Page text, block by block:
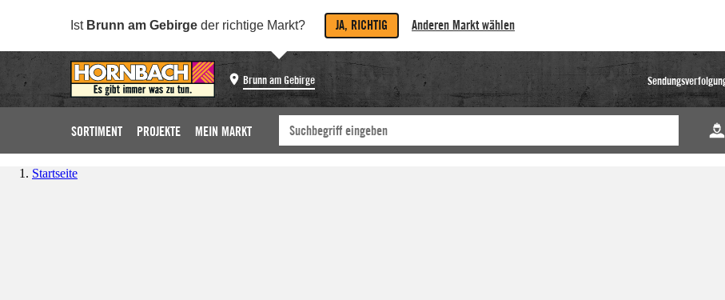
Ist Brunn am Gebirge der richtige Markt? JA, RICHTIG Anderen Markt wählen
Brunn am Gebirge
SORTIMENT PROJEKTE MEIN MARKT
Startseite